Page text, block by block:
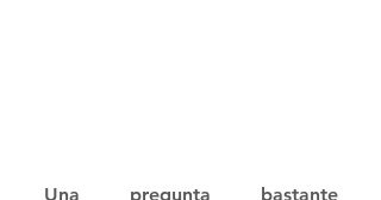
Una pregunta bastante